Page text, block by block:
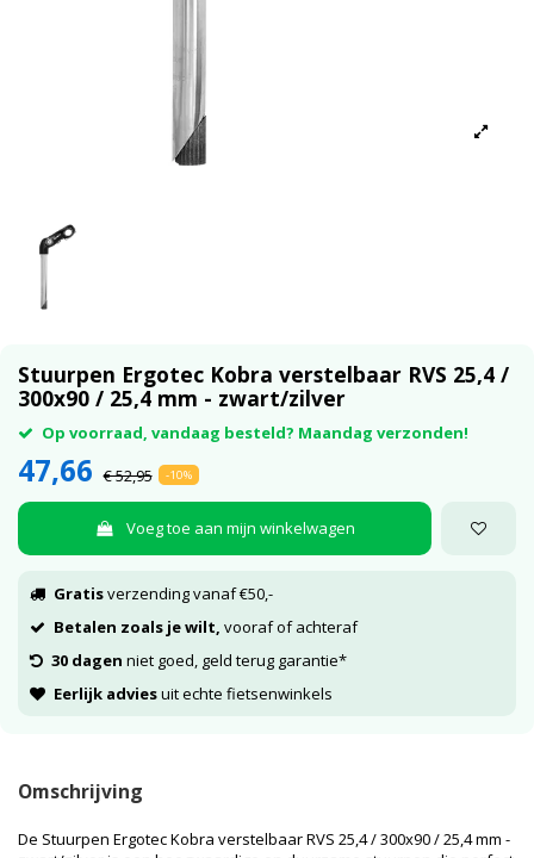
Stuurpen Ergotec Kobra verstelbaar RVS 25,4 /
300x90 / 25,4 mm - zwart/zilver
Op voorraad, vandaag besteld? Maandag verzonden!
47,66 € 52,95 -10%
Voeg toe aan mijn winkelwagen
Gratisverzending vanaf €50,-
Betalen zoals je wilt, vooraf of achteraf
30 dagen niet goed, geld terug garantie*
Eerlijk adviesuit echte fietsenwinkels
Omschrijving
De Stuurpen Ergotec Kobra verstelbaar RVS 25,4 / 300x90 / 25,4 mm -